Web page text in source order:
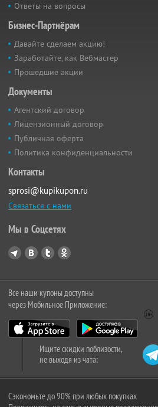
Ответы на вопросы
Бизнес-Партнёрам
Давайте сделаем акцию!
Заработайте, как Вебмастер
Прошедшие акции
Документы
Агентский договор
Лицензионный договор
Публичная оферта
Политика конфиденциальности
Контакты
sprosi@kupikupon.ru
Связаться с нами
Мы в Соцсетях
Все наши купоны доступны
через Мобильное Приложение:
Ищите скидки поблизости,
не выходя из чата:
Сэкономьте до 90% при любых покупках